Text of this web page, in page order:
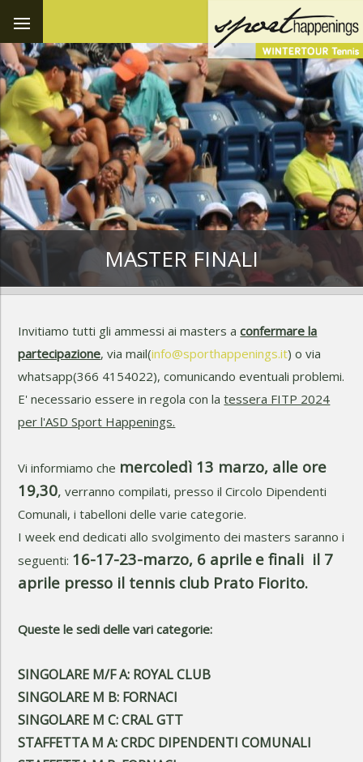
MASTER FINALI
Invitiamo tutti gli ammessi ai masters aconfermare la
partecipazione, via mail(info@sporthappenings.it) o via
whatsapp(366 4154022), comunicando eventuali problemi.
E' necessario essere in regola con latessera FITP 2024
per l'ASD Sport Happenings.
Vi informiamo che mercoledì 13 marzo, alle ore
19,30, verranno compilati, presso il Circolo Dipendenti
Comunali, i tabelloni delle varie categorie.
I week end dedicati allo svolgimento dei masters saranno i
seguenti: 16-17-23-marzo, 6 aprile e finali il 7
aprile presso il tennis club Prato Fiorito.
Queste le sedi delle vari categorie:
SINGOLARE M/F A: ROYAL CLUB
SINGOLARE M B: FORNACI
SINGOLARE M C: CRAL GTT
STAFFETTA M A: CRDC DIPENDENTI COMUNALI